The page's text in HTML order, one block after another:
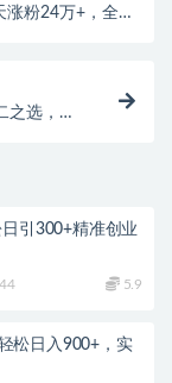
粉24万+，全流
之选，模
引300+精准创业
5.9
松日入900+，实